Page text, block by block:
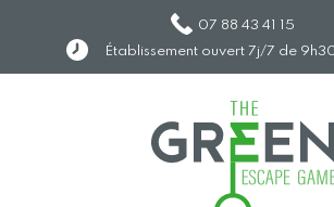
07 88 43 41 15
Établissement ouvert 7j/7 de